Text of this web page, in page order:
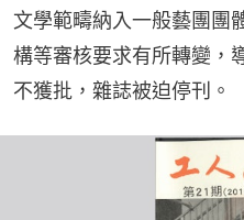
文學範疇納入一般藝團團
構等審核要求有所轉變，
不獲批，雜誌被迫停刊。